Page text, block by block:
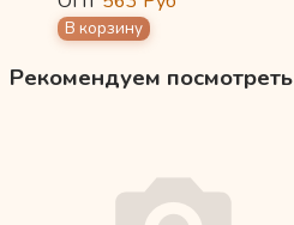
Рекомендуем посмотреть